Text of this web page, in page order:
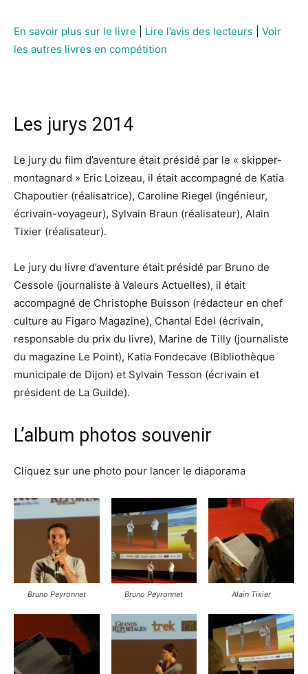
En savoir plus sur le livre Lire l’avis des lecteurs
Voir
les autres livres en compétition
Les jurys 2014
Le jury du film d’aventure était présidé par le « skipper-
montagnard » Eric Loizeau, il était accompagné de Katia
Chapoutier (réalisatrice), Caroline Riegel (ingénieur,
écrivain-voyageur), Sylvain Braun (réalisateur), Alain
Tixier (réalisateur).
Le jury du livre d’aventure était présidé par Bruno de
Cessole (journaliste à Valeurs Actuelles), il était
accompagné de Christophe Buisson (rédacteur en chef
culture au Figaro Magazine), Chantal Edel (écrivain,
responsable du prix du livre), Marine de Tilly (journaliste
du magazine Le Point), Katia Fondecave (Bibliothèque
municipale de Dijon) et Sylvain Tesson (écrivain et
président de La Guilde).
L’album photos souvenir
Cliquez sur une photo pour lancer le diaporama
Bruno Peyronnet Bruno Peyronnet Alain Tixier